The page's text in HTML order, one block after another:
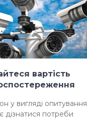
вартість
у вигляді опитування
дізнатися потреби